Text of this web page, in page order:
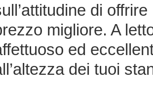
di
migliore. A
ed
dei tuoi